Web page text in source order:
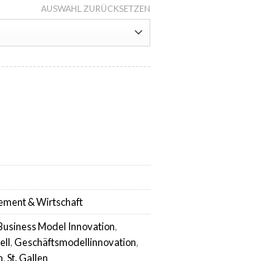
AUSWAHL ZURÜCKSETZEN
& Wirtschaft
Model Innovation,
,Geschäftsmodellinnovation,
,St. Gallen